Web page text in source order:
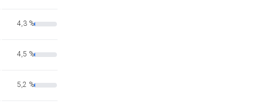
4,3 %
4,5 %
5,2 %